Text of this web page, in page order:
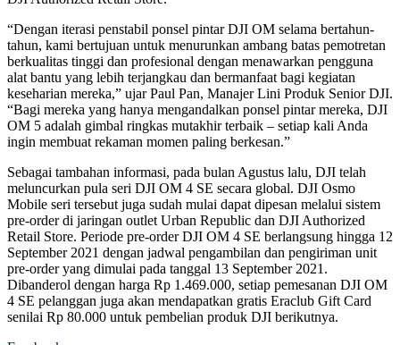
“Dengan iterasi penstabil ponsel pintar DJI OM selama bertahun-
tahun, kami bertujuan untuk menurunkan ambang batas pemotretan
berkualitas tinggi dan profesional dengan menawarkan pengguna
alat bantu yang lebih terjangkau dan bermanfaat bagi kegiatan
keseharian mereka,” ujar Paul Pan, Manajer Lini Produk Senior DJI.
“Bagi mereka yang hanya mengandalkan ponsel pintar mereka, DJI
OM 5 adalah gimbal ringkas mutakhir terbaik – setiap kali Anda
ingin membuat rekaman momen paling berkesan.”
Sebagai tambahan informasi, pada bulan Agustus lalu, DJI telah
meluncurkan pula seri DJI OM 4 SE secara global. DJI Osmo
Mobile seri tersebut juga sudah mulai dapat dipesan melalui sistem
pre-order di jaringan outlet Urban Republic dan DJI Authorized
Retail Store. Periode pre-order DJI OM 4 SE berlangsung hingga 12
September 2021 dengan jadwal pengambilan dan pengiriman unit
pre-order yang dimulai pada tanggal 13 September 2021.
Dibanderol dengan harga Rp 1.469.000, setiap pemesanan DJI OM
4 SE pelanggan juga akan mendapatkan gratis Eraclub Gift Card
senilai Rp 80.000 untuk pembelian produk DJI berikutnya.